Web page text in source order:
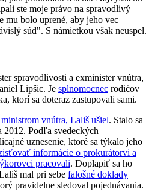
ste moje právo na spravodlivý
bolo uprené, aby jeho vec
súd". S námietkou však neuspel.
spravodlivosti a exminister vnútra,
Lipšic. Je splnomocnec rodičov
ktorí sa doteraz zastupovali sami.
vnútra, Lališ ušiel. Stalo sa
2012. Podľa svedeckých
uznesenie, ktoré sa týkalo jeho
informácie o prokurátorvi a
pracovali. Doplapiť sa ho
mal pri sebe falošné doklady
pravidelne sledoval pojednávania.